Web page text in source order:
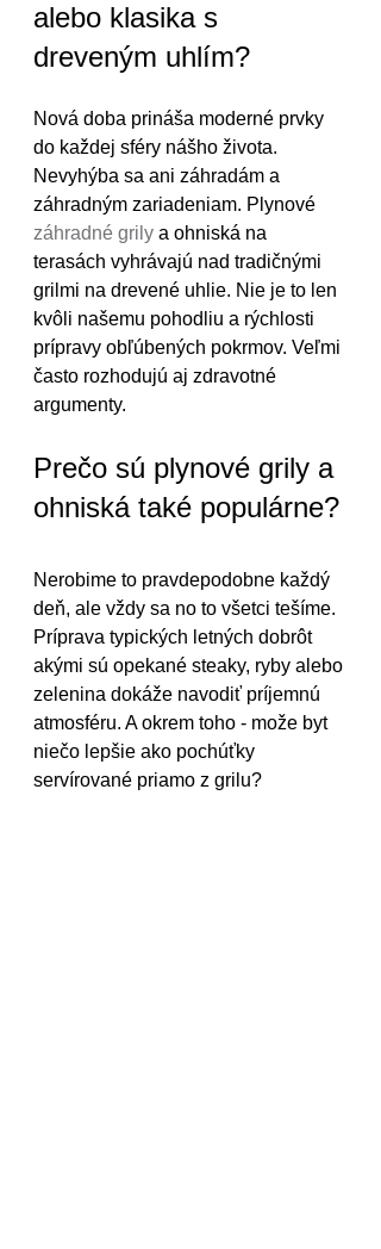
alebo klasika s
dreveným uhlím?
Nová doba prináša moderné prvky
do každej sféry nášho života.
Nevyhýba sa ani záhradám a
záhradným zariadeniam. Plynové
záhradné grily a ohniská na
terasách vyhrávajú nad tradičnými
grilmi na drevené uhlie. Nie je to len
kvôli našemu pohodliu a rýchlosti
prípravy obľúbených pokrmov. Veľmi
často rozhodujú aj zdravotné
argumenty.
Prečo sú plynové grily a
ohniská také populárne?
Nerobime to pravdepodobne každý
deň, ale vždy sa no to všetci tešíme.
Príprava typických letných dobrôt
akými sú opekané steaky, ryby alebo
zelenina dokáže navodiť príjemnú
atmosféru. A okrem toho - može byt
niečo lepšie ako pochúťky
servírované priamo z grilu?